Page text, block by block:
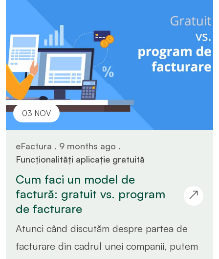
03 NOV
eFactura . 9 months ago .
Funcționalități aplicație gratuită
Cum faci un model de
factură: gratuit vs. program
de facturare
Atunci când discutăm despre partea de
facturare din cadrul unei companii, putem